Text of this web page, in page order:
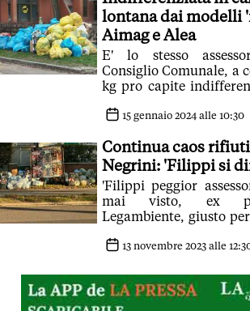
lontana dai modelli
Aimag e Alea
E' lo stesso
Consiglio Comunale, a
kg pro capite
100 e dai 50 Kg già
rassicura: 'Siamo sulla
rifiuti inceneriti non
il porta a porta,
dell'impianto di
nel 2023 non è stato
sono arrivati
dell'alluvione'
15 gennaio 2024 alle 10:30
Continua caos
Negrini: 'Filippi si
'Filippi peggior
mai visto, ex
Legambiente, giusto
13 novembre 2023 alle